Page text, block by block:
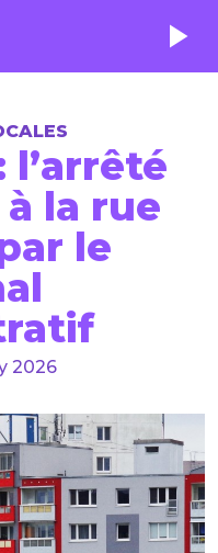
play_arrow
l’arrêté
la rue
le
2026